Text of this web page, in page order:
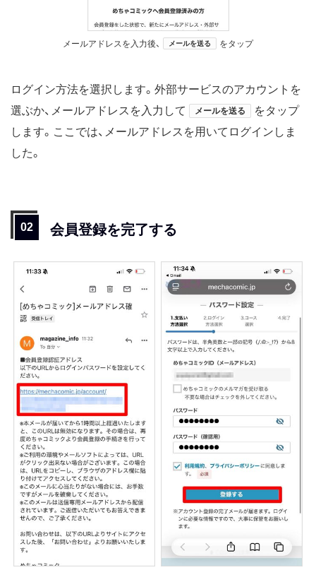
メールアドレスを入力後、 メールを送る をタップ
ログイン方法を選択します。外部サービスのアカウントを
選ぶか、メールアドレスを入力して
メールを送る
をタップ
します。ここでは、メールアドレスを用いてログインしま
した。
会員登録を完了する